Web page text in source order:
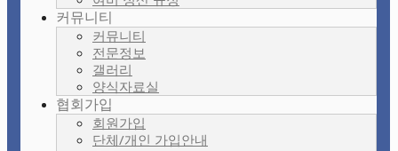
커뮤니티
커뮤니티
전문정보
갤러리
양식자료실
협회가입
회원가입
단체/개인 가입안내